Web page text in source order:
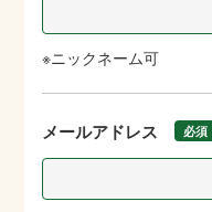
※ニックネーム可
メールアドレス 必須